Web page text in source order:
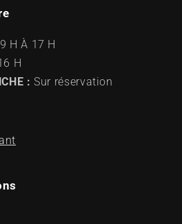
9 H À 17 H
H
: Sur réservation